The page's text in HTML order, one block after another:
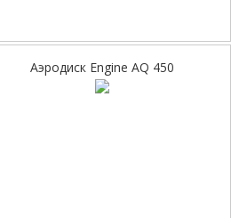
Аэродиск Engine AQ 450